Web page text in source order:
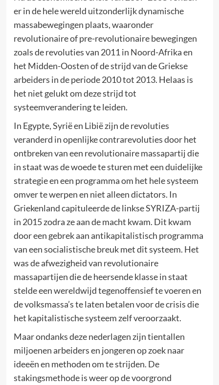
er in de hele wereld uitzonderlijk dynamische
massabewegingen plaats, waaronder
revolutionaire of pre-revolutionaire bewegingen
zoals de revoluties van 2011 in Noord-Afrika en
het Midden-Oosten of de strijd van de Griekse
arbeiders in de periode 2010 tot 2013. Helaas is
het niet gelukt om deze strijd tot
systeemverandering te leiden.
In Egypte, Syrië en Libië zijn de revoluties
veranderd in openlijke contrarevoluties door het
ontbreken van een revolutionaire massapartij die
in staat was de woede te sturen met een duidelijke
strategie en een programma om het hele systeem
omver te werpen en niet alleen dictators. In
Griekenland capituleerde de linkse SYRIZA-partij
in 2015 zodra ze aan de macht kwam. Dit kwam
door een gebrek aan antikapitalistisch programma
van een socialistische breuk met dit systeem. Het
was de afwezigheid van revolutionaire
massapartijen die de heersende klasse in staat
stelde een wereldwijd tegenoffensief te voeren en
de volksmassa’s te laten betalen voor de crisis die
het kapitalistische systeem zelf veroorzaakt.
Maar ondanks deze nederlagen zijn tientallen
miljoenen arbeiders en jongeren op zoek naar
ideeën en methoden om te strijden. De
stakingsmethode is weer op de voorgrond